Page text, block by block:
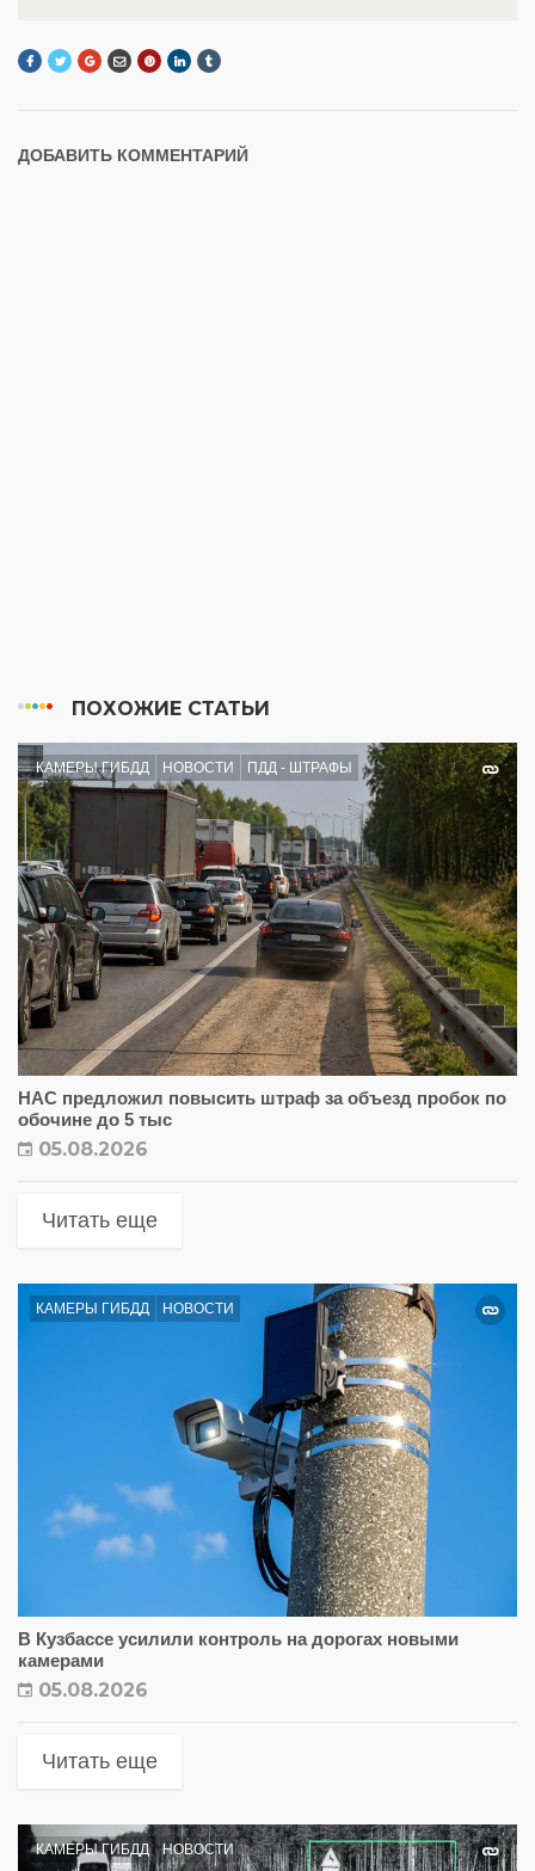
ДОБАВИТЬ КОММЕНТАРИЙ
ПОХОЖИЕ СТАТЬИ
КАМЕРЫ ГИБДД НОВОСТИ ПДД - ШТРАФЫ
НАС предложил повысить штраф за объезд пробок по
обочине до 5 тыс
05.08.2026
Читать еще
КАМЕРЫ ГИБДД НОВОСТИ
В Кузбассе усилили контроль на дорогах новыми
камерами
05.08.2026
Читать еще
КАМЕРЫ ГИБДД НОВОСТИ